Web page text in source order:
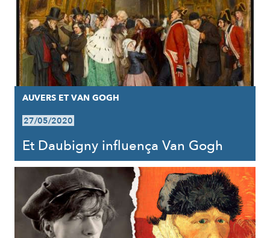
AUVERS ET VAN GOGH
27/05/2020
Et Daubigny influença Van Gogh